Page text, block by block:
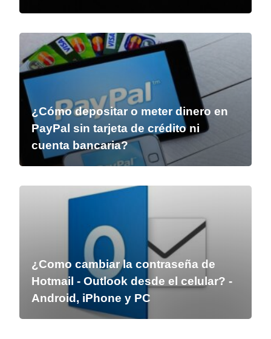
¿Cómo depositar o meter dinero en
PayPal sin tarjeta de crédito ni
cuenta bancaria?
¿Como cambiar la contraseña de
Hotmail - Outlook desde el celular? -
Android, iPhone y PC